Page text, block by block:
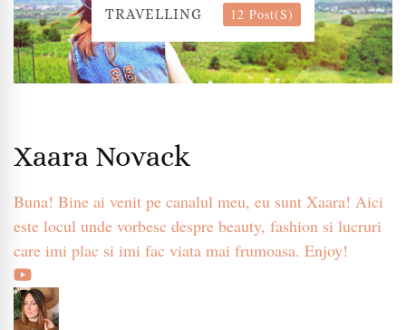
TRAVELLING 12 Post(s)
Xaara Novack
Buna! Bine ai venit pe canalul meu, eu sunt Xaara! Aici
este locul unde vorbesc despre beauty, fashion si lucruri
care imi plac si imi fac viata mai frumoasa. Enjoy!